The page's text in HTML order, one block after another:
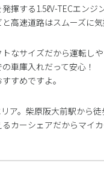
揮する1.5ℓV-TECエンジ
高速道路はスムーズに気
なサイズだから運転しや
車庫入れだって安心！
すめですよ。
ア。柴原阪大前駅から徒
カーシェアだからマイ